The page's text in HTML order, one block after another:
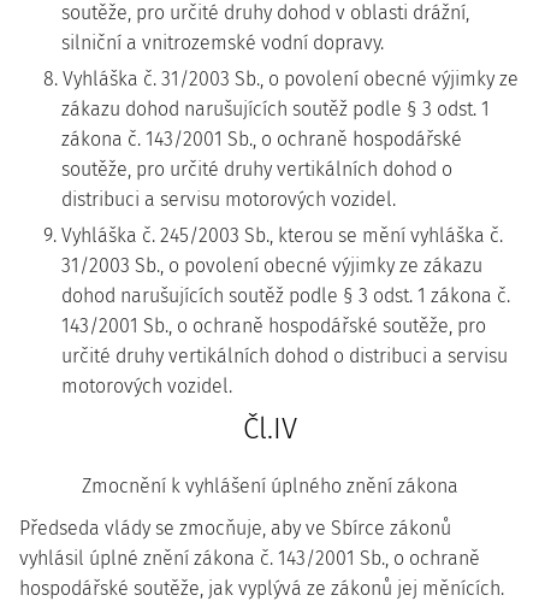
soutěže, pro určité druhy dohod v oblasti drážní,
silniční a vnitrozemské vodní dopravy.
8. Vyhláška č. 31/2003 Sb., o povolení obecné výjimky ze
zákazu dohod narušujících soutěž podle § 3 odst. 1
zákona č. 143/2001 Sb., o ochraně hospodářské
soutěže, pro určité druhy vertikálních dohod o
distribuci a servisu motorových vozidel.
9. Vyhláška č. 245/2003 Sb., kterou se mění vyhláška č.
31/2003 Sb., o povolení obecné výjimky ze zákazu
dohod narušujících soutěž podle § 3 odst. 1 zákona č.
143/2001 Sb., o ochraně hospodářské soutěže, pro
určité druhy vertikálních dohod o distribuci a servisu
motorových vozidel.
Čl.IV
Zmocnění k vyhlášení úplného znění zákona
Předseda vlády se zmocňuje, aby ve Sbírce zákonů
vyhlásil úplné znění zákona č. 143/2001 Sb., o ochraně
hospodářské soutěže, jak vyplývá ze zákonů jej měnících.